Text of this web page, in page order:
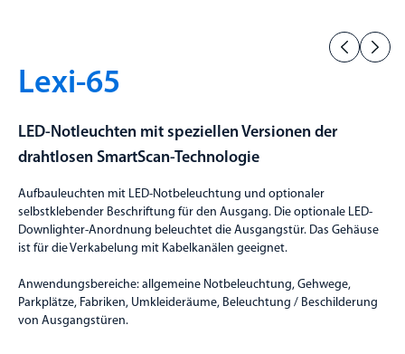
Lexi-65
LED-Notleuchten mit speziellen Versionen der
drahtlosen SmartScan-Technologie
Aufbauleuchten mit LED-Notbeleuchtung und optionaler
selbstklebender Beschriftung für den Ausgang. Die optionale LED-
Downlighter-Anordnung beleuchtet die Ausgangstür. Das Gehäuse
ist für die Verkabelung mit Kabelkanälen geeignet.
Anwendungsbereiche: allgemeine Notbeleuchtung, Gehwege,
Parkplätze, Fabriken, Umkleideräume, Beleuchtung / Beschilderung
von Ausgangstüren.